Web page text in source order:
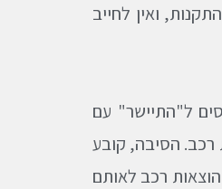
ואין לחייב
ל"התיישר" עם
רכב. הסיבה, קובע
רכב לאותם